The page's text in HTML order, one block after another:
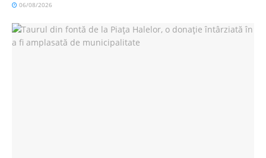
06/08/2026